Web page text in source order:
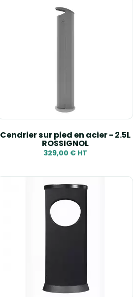
Cendrier sur pied en acier - 2.5L
ROSSIGNOL
329,00 € HT